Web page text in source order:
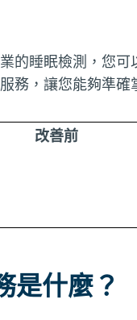
的睡眠檢測，您
務，讓您能夠準確
改善前
是什麼？